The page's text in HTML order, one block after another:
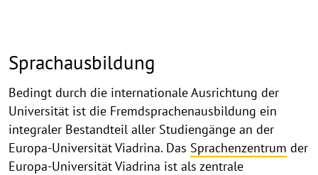
Sprachausbildung
Bedingt durch die internationale Ausrichtung der
Universität ist die Fremdsprachenausbildung ein
integraler Bestandteil aller Studiengänge an der
Europa-Universität Viadrina. Das Sprachenzentrum der
Europa-Universität Viadrina ist als zentrale